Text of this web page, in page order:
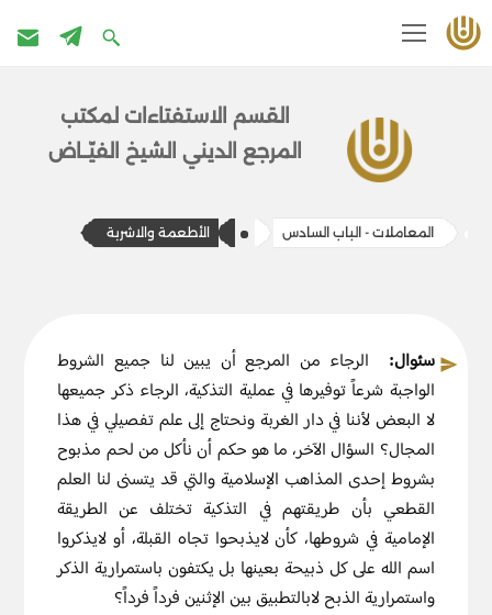
القسم الاستفتاءات ل​​مكتب
المرج​ع الديني الشيخ الفيّــاض
المعاملات - الباب السادس الأطعمة والاشربة
سئوال: الرجاء من المرجع أن يبين لنا جميع الشروط
الواجبة شرعاً توفيرها في عملية التذكية، الرجاء ذكر جميعها
لا البعض لأننا في دار الغربة ونحتاج إلى علم تفصيلي في هذا
المجال؟ السؤال الآخر، ما هو حكم أن نأكل من لحم مذبوح
بشروط إحدى المذاهب الإسلامية والتي قد يتسنى لنا العلم
القطعي بأن طريقتهم في التذكية تختلف عن الطريقة
الإمامية في شروطها، كأن لايذبحوا تجاه القبلة، أو لايذكروا
اسم الله على كل ذبيحة بعينها بل يكتفون باستمرارية الذكر
واستمرارية الذبح لابالتطبيق بين الإثنين فرداً فرداً؟